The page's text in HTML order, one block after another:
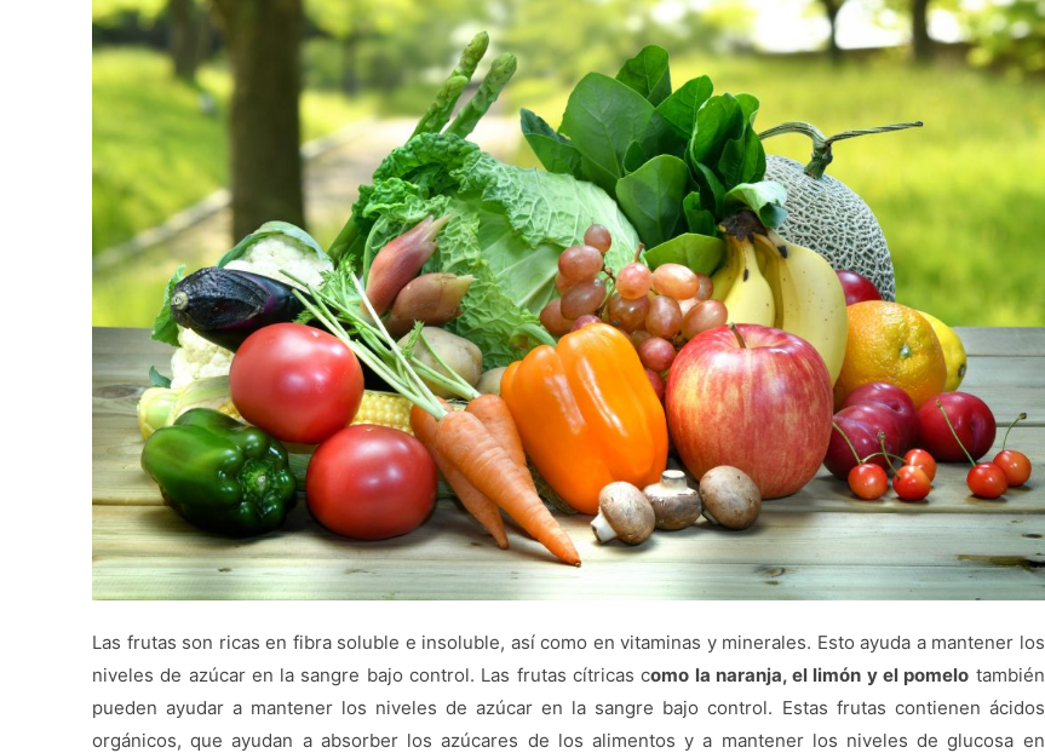
Las frutas son ricas en fibra soluble e insoluble, así como en vitaminas y minerales. Esto ayuda a mantener los
niveles de azúcar en la sangre bajo control. Las frutas cítricas como la naranja, el limón y el pomelo también
pueden ayudar a mantener los niveles de azúcar en la sangre bajo control. Estas frutas contienen ácidos
orgánicos, que ayudan a absorber los azúcares de los alimentos y a mantener los niveles de glucosa en